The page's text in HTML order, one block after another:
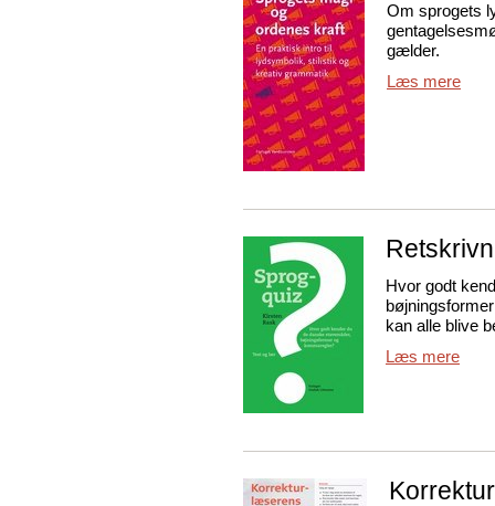
Om sprogets
gælder.
Læs mere
Hvor godt
kan alle blive
Læs mere